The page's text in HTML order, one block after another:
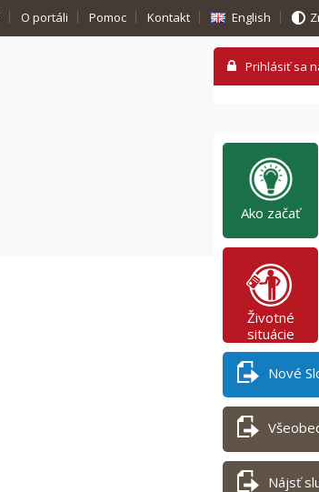
O portáli Pomoc Kontakt English
Ako začať
Životné
situácie
Nové
Nájsť